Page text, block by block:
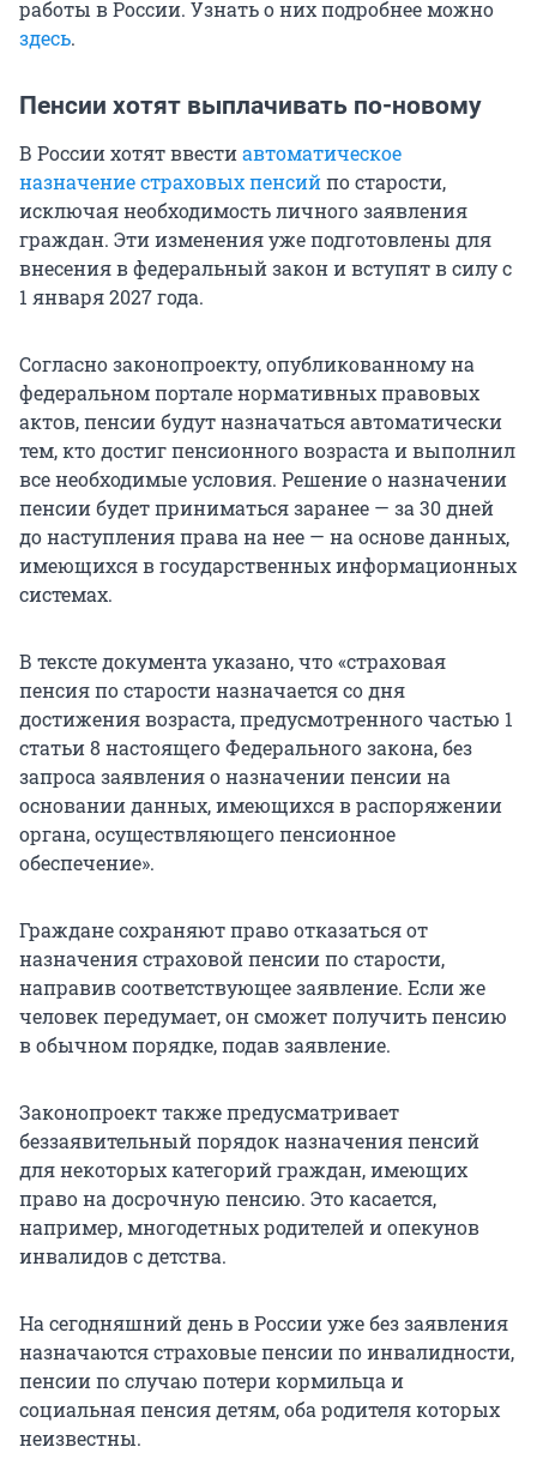
работы в России. Узнать о них подробнее можно
здесь.
Пенсии хотят выплачивать по-новому
В России хотят ввестиавтоматическое
назначение страховых пенсийпо старости,
исключая необходимость личного заявления
граждан. Эти изменения уже подготовлены для
внесения в федеральный закон и вступят в силу с
1 января 2027 года.
Согласно законопроекту, опубликованному на
федеральном портале нормативных правовых
актов, пенсии будут назначаться автоматически
тем, кто достиг пенсионного возраста и выполнил
все необходимые условия. Решение о назначении
пенсии будет приниматься заранее — за 30 дней
до наступления права на нее — на основе данных,
имеющихся в государственных информационных
системах.
В тексте документа указано, что «страховая
пенсия по старости назначается со дня
достижения возраста, предусмотренного частью 1
статьи 8 настоящего Федерального закона, без
запроса заявления о назначении пенсии на
основании данных, имеющихся в распоряжении
органа, осуществляющего пенсионное
обеспечение».
Граждане сохраняют право отказаться от
назначения страховой пенсии по старости,
направив соответствующее заявление. Если же
человек передумает, он сможет получить пенсию
в обычном порядке, подав заявление.
Законопроект также предусматривает
беззаявительный порядок назначения пенсий
для некоторых категорий граждан, имеющих
право на досрочную пенсию. Это касается,
например, многодетных родителей и опекунов
инвалидов с детства.
На сегодняшний день в России уже без заявления
назначаются страховые пенсии по инвалидности,
пенсии по случаю потери кормильца и
социальная пенсия детям, оба родителя которых
неизвестны.